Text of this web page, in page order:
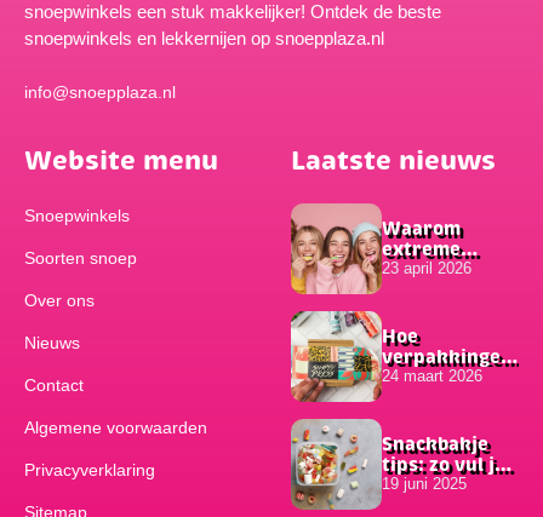
snoepwinkels een stuk makkelijker! Ontdek de beste
snoepwinkels en lekkernijen op snoepplaza.nl
info@snoepplaza.nl
Website menu
Snoepwinkels
Soorten snoep
Over ons
Nieuws
Contact
Algemene voorwaarden
Privacyverklaring
Sitemap
Laatste nieuws
Waarom
extreme
smaken zo
jongeren
23 april 2026
Hoe
verpakkingen
bijdragen aan
bestellingen
24 maart 2026
Snackbakje
tips: zo vul je
hem
19 juni 2025